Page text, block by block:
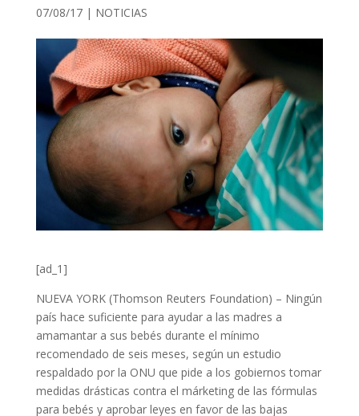
07/08/17| NOTICIAS
[ad_1]
NUEVA YORK (Thomson Reuters Foundation) – Ningún
país hace suficiente para ayudar a las madres a
amamantar a sus bebés durante el mínimo
recomendado de seis meses, según un estudio
respaldado por la ONU que pide a los gobiernos tomar
medidas drásticas contra el márketing de las fórmulas
para bebés y aprobar leyes en favor de las bajas